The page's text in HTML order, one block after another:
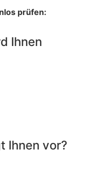
prüfen:
Ihnen
Ihnen vor?